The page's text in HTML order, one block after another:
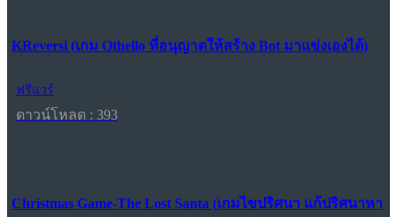
KReversi (เกม Othello ที่อนุญาตให้สร้าง Bot มาแข่งเองได้)
ฟรีแวร์
ดาวน์โหลด : 393
Christmas Game-The Lost Santa (เกมไขปริศนา แก้ปริศนาหา